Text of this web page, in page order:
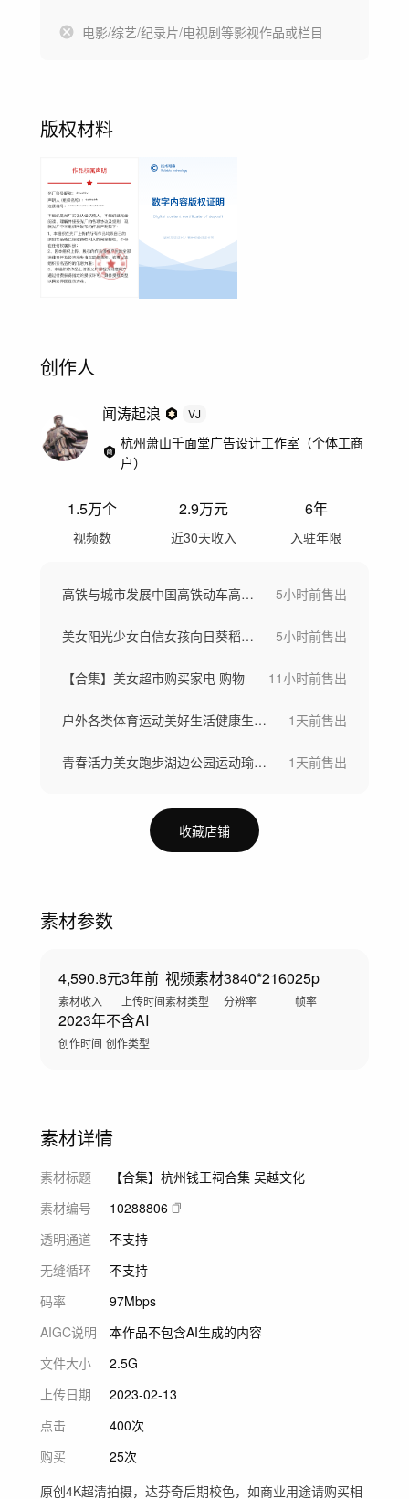
电影/综艺/纪录片/电视剧等影视作品或栏目
版权材料
创作人
闻涛起浪 VJ
杭州萧山千面堂广告设计工作室（个体工商
户）
1.5万个
视频数
2.9万元
近30天收入
6年
入驻年限
高铁与城市发展中国高铁动车高铁站候车大厅 5小时前售出
美女阳光少女自信女孩向日葵稻田骑车画画 5小时前售出
【合集】美女超市购买家电 购物 11小时前售出
户外各类体育运动美好生活健康生活城市宣传 1天前售出
青春活力美女跑步湖边公园运动瑜伽健身运动 1天前售出
收藏店铺
素材参数
4,590.8元
素材收入
3年前
上传时间
视频素材
素材类型
3840*2160
分辨率
25p
帧率
2023年
创作时间
不含AI
创作类型
素材详情
素材标题
【合集】杭州钱王祠合集 吴越文化
素材编号
10288806
透明通道
不支持
无缝循环
不支持
码率
97Mbps
AIGC说明
本作品不包含AI生成的内容
文件大小
2.5G
上传日期
2023-02-13
点击
400次
购买
25次
原创4K超清拍摄，达芬奇后期校色，如商业用途请购买相